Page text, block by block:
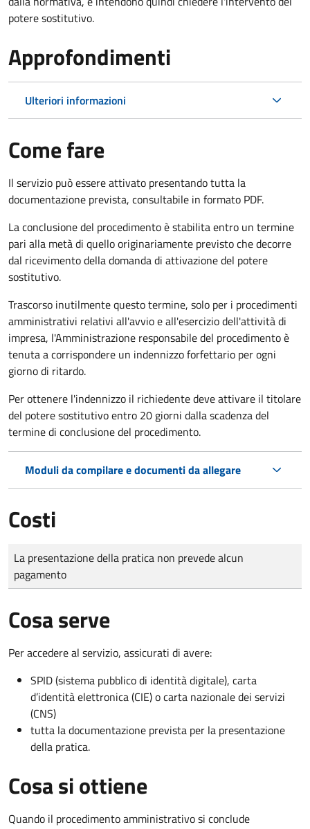
potere sostitutivo.
Approfondimenti
Ulteriori informazioni
Come fare
Il servizio può essere attivato presentando tutta la
documentazione prevista, consultabile in formato PDF.
La conclusione del procedimento è stabilita entro un termine
pari alla metà di quello originariamente previsto che decorre
dal ricevimento della domanda di attivazione del potere
sostitutivo.
Trascorso inutilmente questo termine, solo per i procedimenti
amministrativi relativi all'avvio e all'esercizio dell'attività di
impresa, l'Amministrazione responsabile del procedimento è
tenuta a corrispondere un indennizzo forfettario per ogni
giorno di ritardo.
Per ottenere l'indennizzo il richiedente deve attivare il titolare
del potere sostitutivo entro 20 giorni dalla scadenza del
termine di conclusione del procedimento.
Moduli da compilare e documenti da allegare
Costi
Tipo di pagamento
Importo
La presentazione della pratica non prevede alcun
pagamento
Cosa serve
Per accedere al servizio, assicurati di avere:
SPID (sistema pubblico di identità digitale), carta
d’identità elettronica (CIE) o carta nazionale dei servizi
(CNS)
tutta la documentazione prevista per la presentazione
della pratica.
Cosa si ottiene
Quando il procedimento amministrativo si conclude